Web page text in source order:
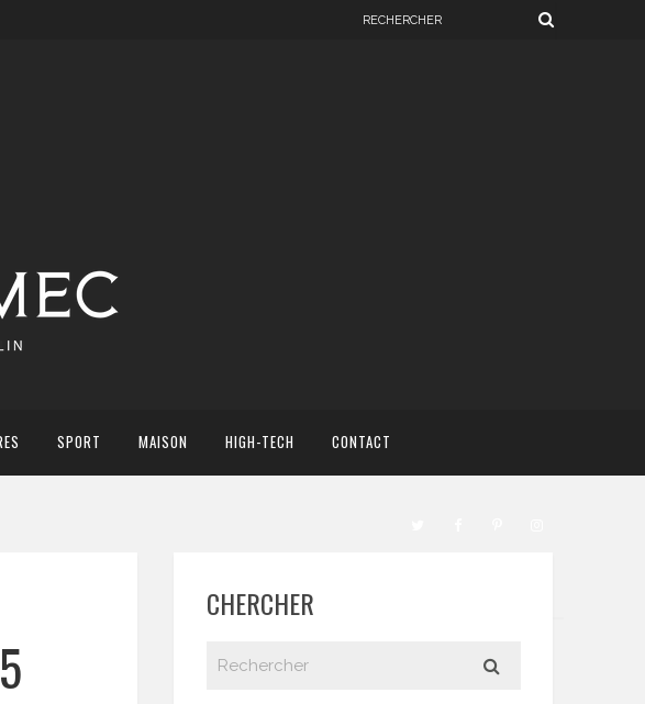
SPORT MAISON HIGH-TECH CONTACT
CHERCHER